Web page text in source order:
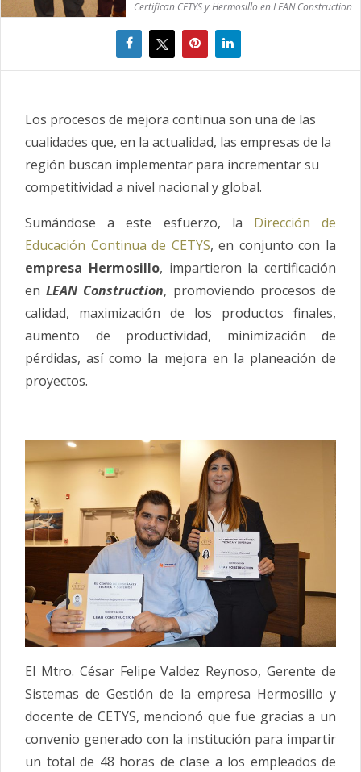
Certifican CETYS y Hermosillo en LEAN Construction
Los procesos de mejora continua son una de las
cualidades que, en la actualidad, las empresas de la
región buscan implementar para incrementar su
competitividad a nivel nacional y global.
Sumándose a este esfuerzo, la Dirección de
Educación Continua de CETYS, en conjunto con la
empresa Hermosillo, impartieron la certificación
enLEAN Construction, promoviendo procesos de
calidad, maximización de los productos finales,
aumento de productividad, minimización de
pérdidas, así como la mejora en la planeación de
proyectos.
El Mtro. César Felipe Valdez Reynoso, Gerente de
Sistemas de Gestión de la empresa Hermosillo y
docente de CETYS, mencionó que fue gracias a un
convenio generado con la institución para impartir
un total de 48 horas de clase a los empleados de